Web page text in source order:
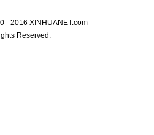
- 2016 XINHUANET.com
Reserved.